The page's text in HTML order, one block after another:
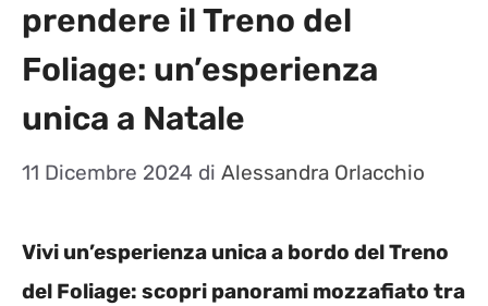
prendere il Treno del
Foliage: un’esperienza
unica a Natale
11 Dicembre 2024 di Alessandra Orlacchio
Vivi un’esperienza unica a bordo del Treno
del Foliage: scopri panorami mozzafiato tra